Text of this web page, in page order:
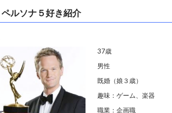
ペルソナ５好き紹介
37歳
男性
既婚（娘３歳）
趣味：ゲーム、楽器
職業：企画職